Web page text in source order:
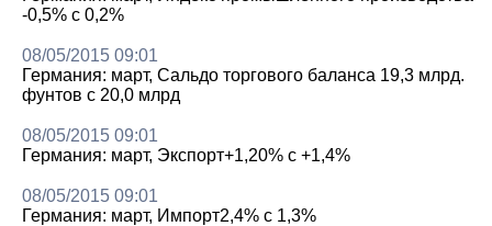
-0,5% с 0,2%
08/05/2015 09:01
Германия: март, Сальдо торгового баланса 19,3 млрд.
фунтов с 20,0 млрд
08/05/2015 09:01
Германия: март, Экспорт+1,20% с +1,4%
08/05/2015 09:01
Германия: март, Импорт2,4% с 1,3%